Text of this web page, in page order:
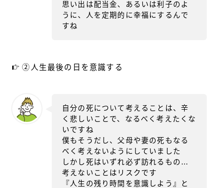
思い出は配当金、あるいは利子のよ
うに、人を定期的に幸福にするんで
すね
②人生最後の日を意識する
自分の死について考えることは、辛
く悲しいことで、なるべく考えたくな
いですね
僕もそうだし、父母や妻の死もなる
べく考えないようにしていました
しかし死はいずれ必ず訪れるもの…
考えないことはリスクです
『人生の残り時間を意識しよう』と